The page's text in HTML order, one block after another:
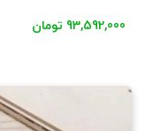
93,592,000 تومان